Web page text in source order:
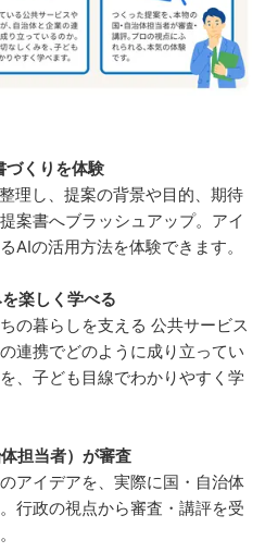
づくりを体験
理し、提案の背景や目的、期待
案書へブラッシュアップ。アイ
AIの活用方法を体験できます。
楽しく学べる
の暮らしを支える 公共サービス
連携でどのように成り立ってい
、子ども目線でわかりやすく学
担当者）が審査
アイデアを、実際に国・自治体
行政の視点から審査・講評を受